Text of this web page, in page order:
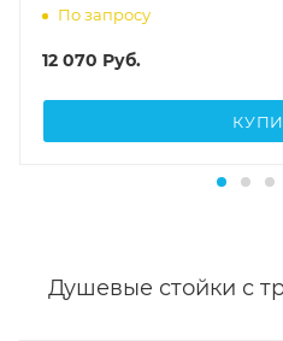
По запросу
12 070 Руб.
Душевые стойки с